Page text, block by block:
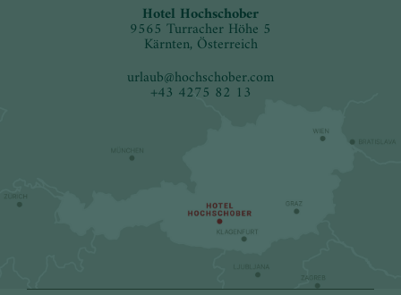
Hotel Hochschober
9565 Turracher Höhe 5
Kärnten, Österreich
urlaub@hochschober.com
+43 4275 82 13